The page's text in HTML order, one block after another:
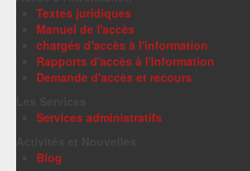
Textes juridiques
Manuel de l'accès
chargés d'accès à l'information
Rapports d'accès à l'information
Demande d'accès et recours
Services administratifs
Blog